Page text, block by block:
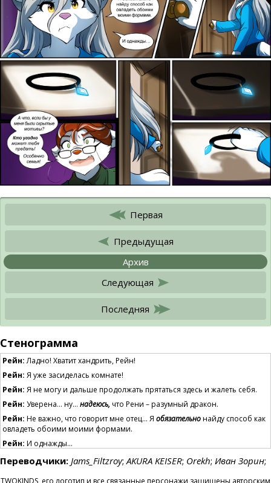
Первая
Предыдущая
Архив
Следующая
Последняя
Стенограмма
Рейн:Ладно! Хватит хандрить, Рейн!
Рейн: Я уже засиделась комнате!
Рейн: Я не могу и дальше продолжать прятаться здесь и жалеть себя.
Рейн: Уверена… ну… надеюсь,что Рени – разумный дракон.
Рейн: Не важно, что говорит мне отец… Я обязательнонайду способ как
овладеть обоими моими формами.
Рейн: И однажды…
Розалин:А что, если бы у меня были скрытые мотивы?Кто угодноможет
тебя предать! Особенно семья!
Переводчики: Jams_Filtzroy; AKURA KEISER; Orekh; Иван Зорин;
TWOKINDS, его логотип и все связанные персонажи защищены авторским